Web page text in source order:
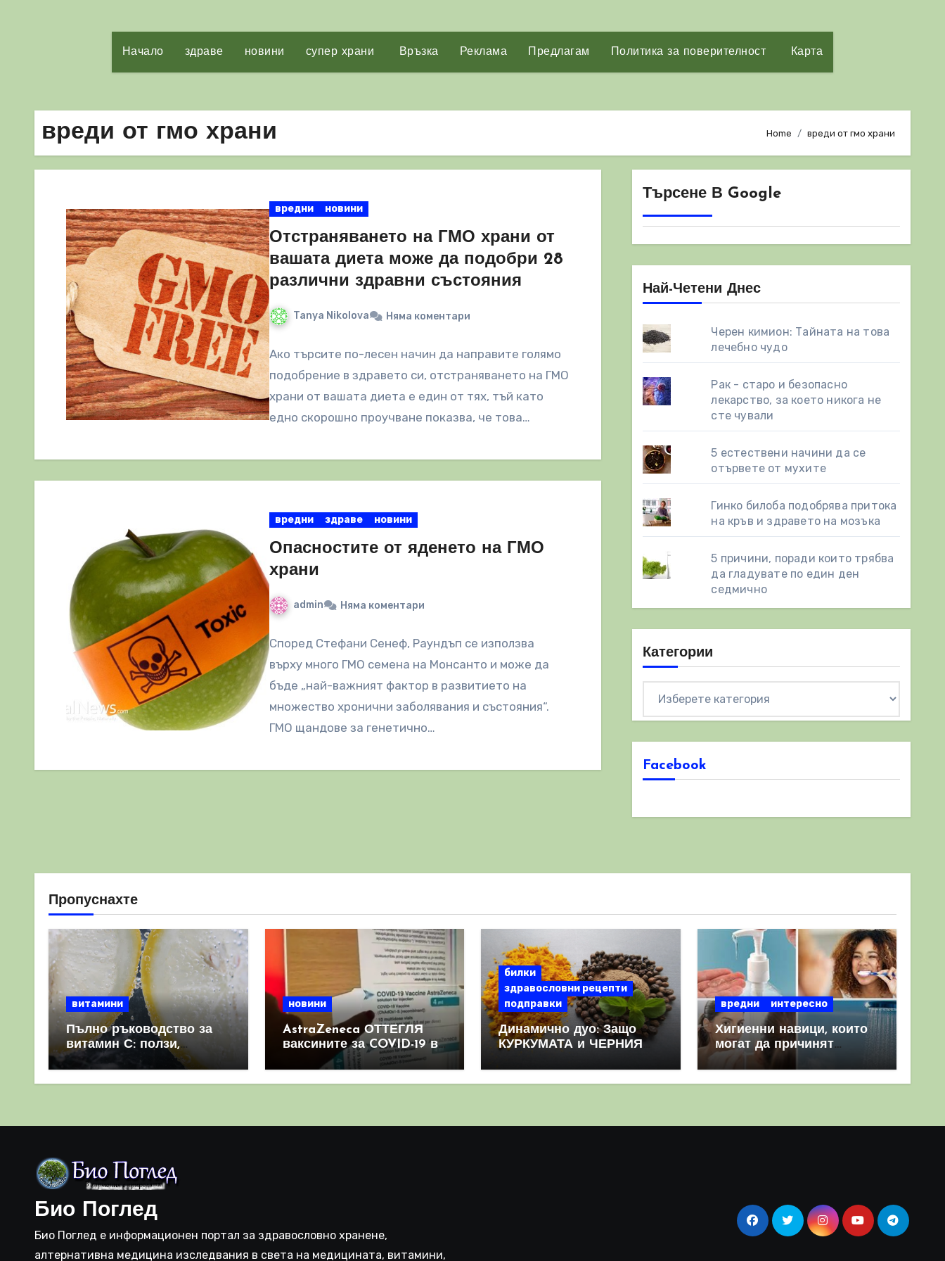
Начало здраве новини супер храни Връзка Реклама Предлагам Политика за поверителност Карта
вреди от гмо храни Home вреди от гмо храни
вредни новини
Отстраняването на ГМО храни от
вашата диета може да подобри 28
различни здравни състояния
Tanya Nikolova Няма коментари
Ако търсите по-лесен начин да направите голямо
подобрение в здравето си, отстраняването на ГМО
храни от вашата диета е един от тях, тъй като
едно скорошно проучване показва, че това…
вредни здраве новини
Опасностите от яденето на ГМО
храни
admin Няма коментари
Според Стефани Сенеф, Раундъп се използва
върху много ГМО семена на Монсанто и може да
бъде „най-важният фактор в развитието на
множество хронични заболявания и състояния“.
ГМО щандове за генетично…
Търсене В Google
Най-Четени Днес
Черен кимион: Тайната на това
лечебно чудо
Рак - старо и безопасно
лекарство, за което никога не
сте чували
5 естествени начини да се
отървете от мухите
Гинко билоба подобрява притока
на кръв и здравето на мозъка
5 причини, поради които трябва
да гладувате по един ден
седмично
Категории
Facebook
Пропуснахте
витамини
Пълно ръководство за
витамин С: ползи,
източници и защо е
важен за имунната
новини
AstraZeneca ОТТЕГЛЯ
ваксините за COVID-19 в
световен мащаб, след
като призна, че те
билки
здравословни рецепти
подправки
Динамично дуо: Защо
КУРКУМАТА и ЧЕРНИЯ
комбинация
вредни интересно
Хигиенни навици, които
могат да причинят
повече вреда, отколкото
полза
Био Поглед
Био Поглед е информационен портал за здравословно хранене,
алтернативна медицина изследвания в света на медицината, витамини,